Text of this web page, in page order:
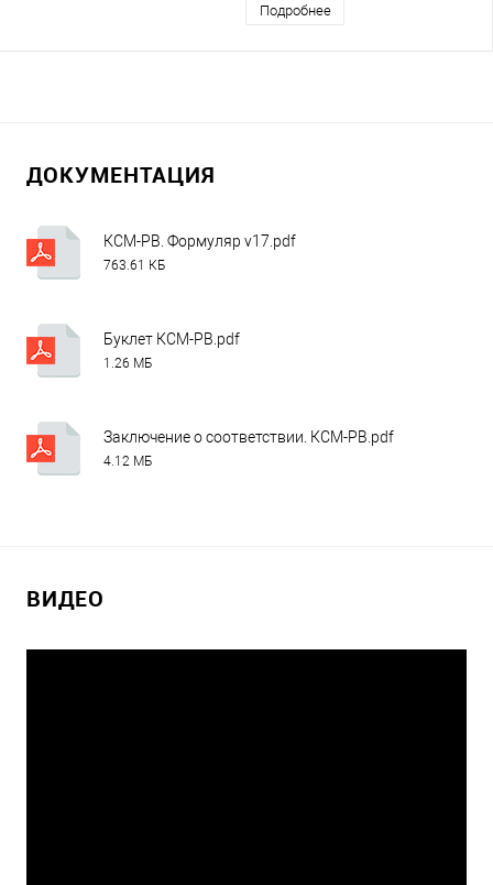
Подробнее
ДОКУМЕНТАЦИЯ
КСМ-РВ. Формуляр v17.pdf
763.61 КБ
Буклет КСМ-РВ.pdf
1.26 МБ
Заключение о соответствии. КСМ-РВ.pdf
4.12 МБ
ВИДЕО